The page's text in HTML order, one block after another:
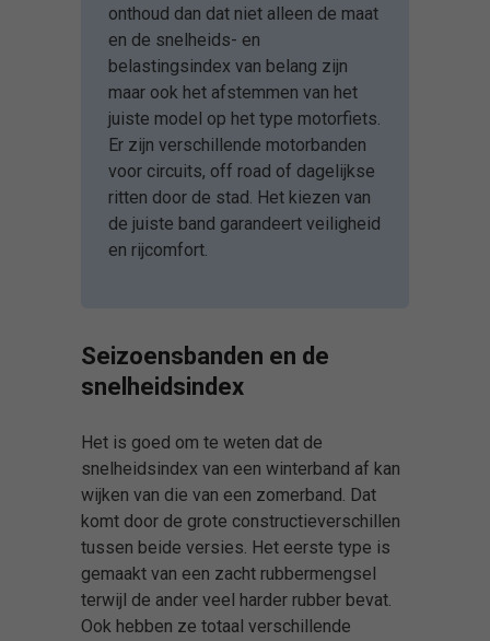
onthoud dan dat niet alleen de maat
en de snelheids- en
belastingsindex van belang zijn
maar ook het afstemmen van het
juiste model op het type motorfiets.
Er zijn verschillende motorbanden
voor circuits, off road of dagelijkse
ritten door de stad. Het kiezen van
de juiste band garandeert veiligheid
en rijcomfort.
Seizoensbanden en de
snelheidsindex
Het is goed om te weten dat de
snelheidsindex van een winterband af kan
wijken van die van een zomerband. Dat
komt door de grote constructieverschillen
tussen beide versies. Het eerste type is
gemaakt van een zacht rubbermengsel
terwijl de ander veel harder rubber bevat.
Ook hebben ze totaal verschillende